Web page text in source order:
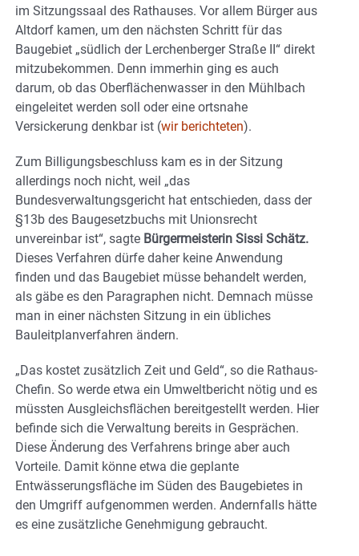
im Sitzungssaal des Rathauses. Vor allem Bürger aus
Altdorf kamen, um den nächsten Schritt für das
Baugebiet „südlich der Lerchenberger Straße II“ direkt
mitzubekommen. Denn immerhin ging es auch
darum, ob das Oberflächenwasser in den Mühlbach
eingeleitet werden soll oder eine ortsnahe
Versickerung denkbar ist (wir berichteten).
Zum Billigungsbeschluss kam es in der Sitzung
allerdings noch nicht, weil „das
Bundesverwaltungsgericht hat entschieden, dass der
§13b des Baugesetzbuchs mit Unionsrecht
unvereinbar ist“, sagte Bürgermeisterin Sissi Schätz.
Dieses Verfahren dürfe daher keine Anwendung
finden und das Baugebiet müsse behandelt werden,
als gäbe es den Paragraphen nicht. Demnach müsse
man in einer nächsten Sitzung in ein übliches
Bauleitplanverfahren ändern.
„Das kostet zusätzlich Zeit und Geld“, so die Rathaus-
Chefin. So werde etwa ein Umweltbericht nötig und es
müssten Ausgleichsflächen bereitgestellt werden. Hier
befinde sich die Verwaltung bereits in Gesprächen.
Diese Änderung des Verfahrens bringe aber auch
Vorteile. Damit könne etwa die geplante
Entwässerungsfläche im Süden des Baugebietes in
den Umgriff aufgenommen werden. Andernfalls hätte
es eine zusätzliche Genehmigung gebraucht.